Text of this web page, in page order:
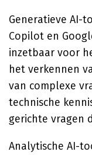
Generatieve AI-
Copilot en
inzetbaar voor
het verkennen
van complexe
technische
gerichte vragen
Analytische AI-